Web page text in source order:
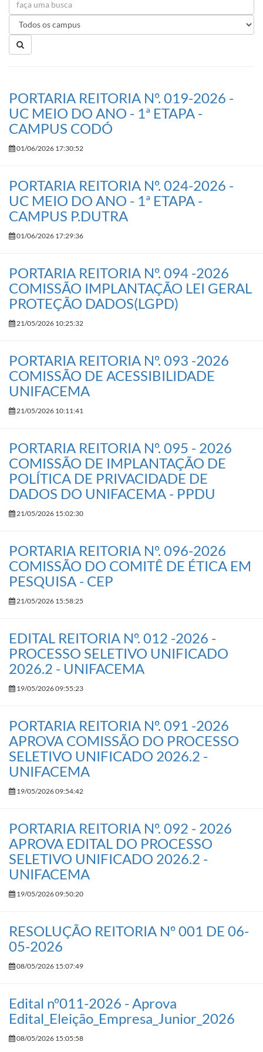
PORTARIA REITORIA Nº. 019-2026 -
UC MEIO DO ANO - 1ª ETAPA -
CAMPUS CODÓ
01/06/2026 17:30:52
PORTARIA REITORIA Nº. 024-2026 -
UC MEIO DO ANO - 1ª ETAPA -
CAMPUS P.DUTRA
01/06/2026 17:29:36
PORTARIA REITORIA Nº. 094 -2026
COMISSÃO IMPLANTAÇÃO LEI GERAL
PROTEÇÃO DADOS(LGPD)
21/05/2026 10:25:32
PORTARIA REITORIA Nº. 093 -2026
COMISSÃO DE ACESSIBILIDADE
UNIFACEMA
21/05/2026 10:11:41
PORTARIA REITORIA Nº. 095 - 2026
COMISSÃO DE IMPLANTAÇÃO DE
POLÍTICA DE PRIVACIDADE DE
DADOS DO UNIFACEMA - PPDU
21/05/2026 15:02:30
PORTARIA REITORIA Nº. 096-2026
COMISSÃO DO COMITÊ DE ÉTICA EM
PESQUISA - CEP
21/05/2026 15:58:25
EDITAL REITORIA Nº. 012 -2026 -
PROCESSO SELETIVO UNIFICADO
2026.2 - UNIFACEMA
19/05/2026 09:55:23
PORTARIA REITORIA Nº. 091 -2026
APROVA COMISSÃO DO PROCESSO
SELETIVO UNIFICADO 2026.2 -
UNIFACEMA
19/05/2026 09:54:42
PORTARIA REITORIA Nº. 092 - 2026
APROVA EDITAL DO PROCESSO
SELETIVO UNIFICADO 2026.2 -
UNIFACEMA
19/05/2026 09:50:20
RESOLUÇÃO REITORIA Nº 001 DE 06-
05-2026
08/05/2026 15:07:49
Edital nº011-2026 - Aprova
Edital_Eleição_Empresa_Junior_2026
08/05/2026 15:05:58